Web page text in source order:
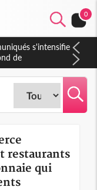
0
pour un
restaurants
qui